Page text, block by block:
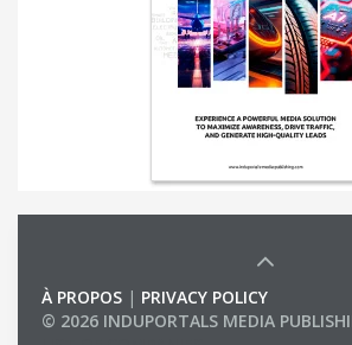
À PROPOS | PRIVACY POLICY
© 2026 INDUPORTALS MEDIA